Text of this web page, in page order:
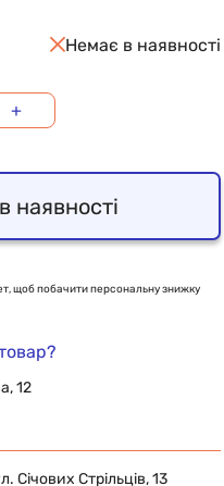
Немає в наявності
+
наявності
щоб побачити персональну знижку
12
Січових Стрільців, 13